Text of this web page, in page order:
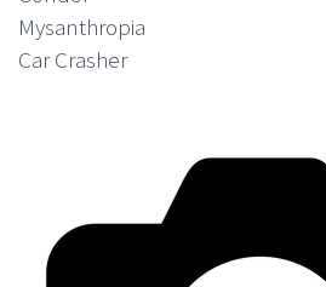
Mysanthropia
Car Crasher